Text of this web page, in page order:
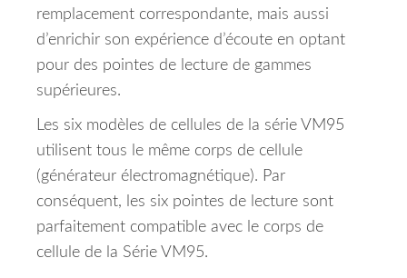
remplacement correspondante, mais aussi
d’enrichir son expérience d’écoute en optant
pour des pointes de lecture de gammes
supérieures.
Les six modèles de cellules de la série VM95
utilisent tous le même corps de cellule
(générateur électromagnétique). Par
conséquent, les six pointes de lecture sont
parfaitement compatible avec le corps de
cellule de la Série VM95.